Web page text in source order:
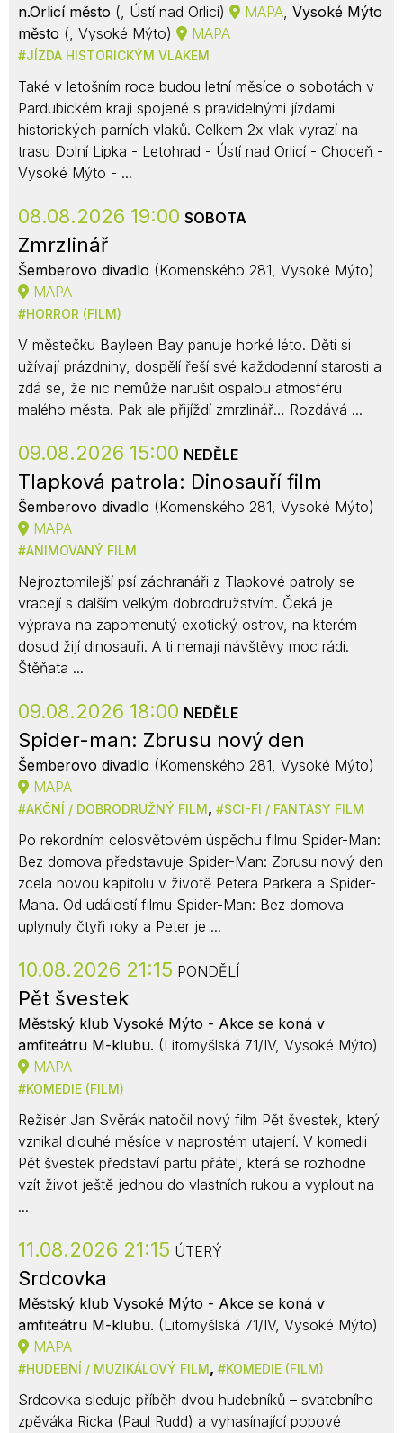
n.Orlicí město (, Ústí nad Orlicí) MAPA, Vysoké Mýto
město (, Vysoké Mýto) MAPA
JÍZDA HISTORICKÝM VLAKEM
Také v letošním roce budou letní měsíce o sobotách v
Pardubickém kraji spojené s pravidelnými jízdami
historických parních vlaků. Celkem 2x vlak vyrazí na
trasu Dolní Lipka - Letohrad - Ústí nad Orlicí - Choceň -
Vysoké Mýto - ...
08.08.2026 19:00 SOBOTA
Zmrzlinář
Šemberovo divadlo (Komenského 281, Vysoké Mýto)
MAPA
HORROR (FILM)
V městečku Bayleen Bay panuje horké léto. Děti si
užívají prázdniny, dospělí řeší své každodenní starosti a
zdá se, že nic nemůže narušit ospalou atmosféru
malého města. Pak ale přijíždí zmrzlinář… Rozdává ...
09.08.2026 15:00 NEDĚLE
Tlapková patrola: Dinosauří film
Šemberovo divadlo (Komenského 281, Vysoké Mýto)
MAPA
ANIMOVANÝ FILM
Nejroztomilejší psí záchranáři z Tlapkové patroly se
vracejí s dalším velkým dobrodružstvím. Čeká je
výprava na zapomenutý exotický ostrov, na kterém
dosud žijí dinosauři. A ti nemají návštěvy moc rádi.
Štěňata ...
09.08.2026 18:00 NEDĚLE
Spider-man: Zbrusu nový den
Šemberovo divadlo (Komenského 281, Vysoké Mýto)
MAPA
AKČNÍ / DOBRODRUŽNÝ FILM, SCI-FI / FANTASY FILM
Po rekordním celosvětovém úspěchu filmu Spider-Man:
Bez domova představuje Spider-Man: Zbrusu nový den
zcela novou kapitolu v životě Petera Parkera a Spider-
Mana. Od událostí filmu Spider-Man: Bez domova
uplynuly čtyři roky a Peter je ...
10.08.2026 21:15 PONDĚLÍ
Pět švestek
Městský klub Vysoké Mýto - Akce se koná v
amfiteátru M-klubu. (Litomyšlská 71/IV, Vysoké Mýto)
MAPA
KOMEDIE (FILM)
Režisér Jan Svěrák natočil nový film Pět švestek, který
vznikal dlouhé měsíce v naprostém utajení. V komedii
Pět švestek představí partu přátel, která se rozhodne
vzít život ještě jednou do vlastních rukou a vyplout na
...
11.08.2026 21:15 ÚTERÝ
Srdcovka
Městský klub Vysoké Mýto - Akce se koná v
amfiteátru M-klubu. (Litomyšlská 71/IV, Vysoké Mýto)
MAPA
HUDEBNÍ / MUZIKÁLOVÝ FILM, KOMEDIE (FILM)
Srdcovka sleduje příběh dvou hudebníků – svatebního
zpěváka Ricka (Paul Rudd) a vyhasínající popové